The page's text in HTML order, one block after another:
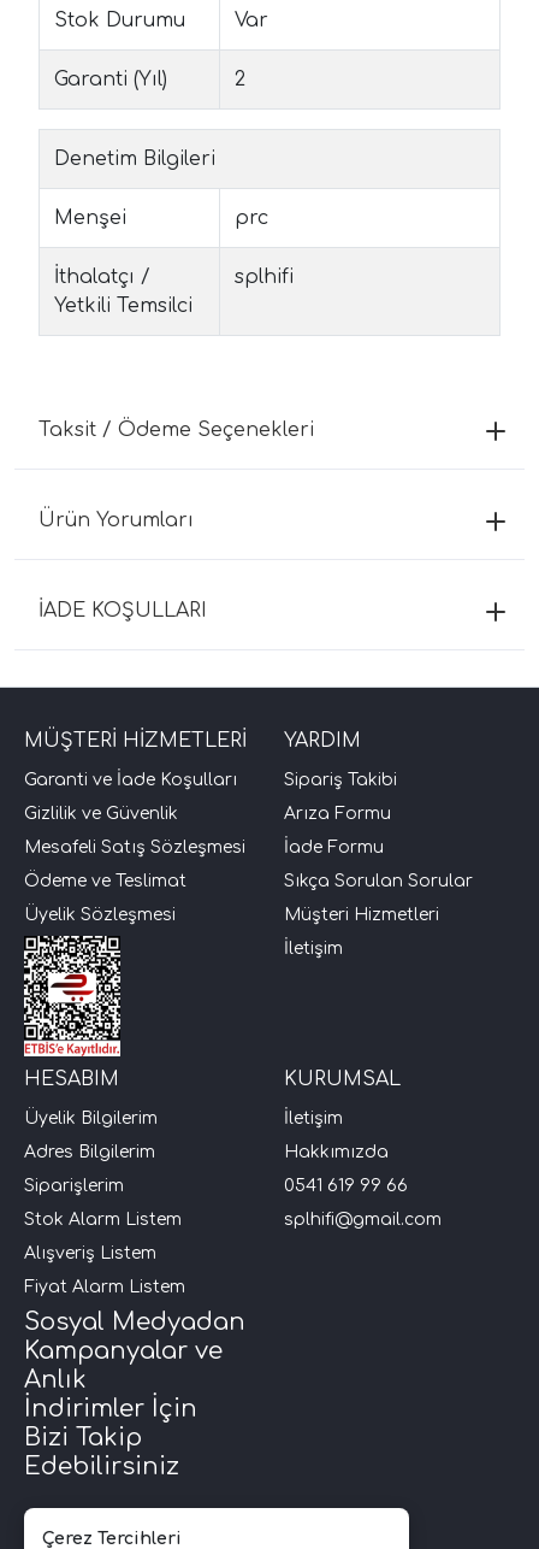
Stok Durumu Var
Garanti (Yıl) 2
Denetim Bilgileri
Menşei prc
İthalatçı /
Yetkili Temsilci
splhifi
Taksit / Ödeme Seçenekleri
Ürün Yorumları
İADE KOŞULLARI
MÜŞTERİ HİZMETLERİ
Garanti ve İade Koşulları
Gizlilik ve Güvenlik
Mesafeli Satış Sözleşmesi
Ödeme ve Teslimat
Üyelik Sözleşmesi
YARDIM
Sipariş Takibi
Arıza Formu
İade Formu
Sıkça Sorulan Sorular
Müşteri Hizmetleri
İletişim
HESABIM
Üyelik Bilgilerim
Adres Bilgilerim
Siparişlerim
Stok Alarm Listem
Alışveriş Listem
Fiyat Alarm Listem
KURUMSAL
İletişim
Hakkımızda
0541 619 99 66
splhifi@gmail.com
Sosyal Medyadan
Kampanyalar ve
Anlık
İndirimler İçin
Bizi Takip
Edebilirsiniz
Çerez Tercihleri